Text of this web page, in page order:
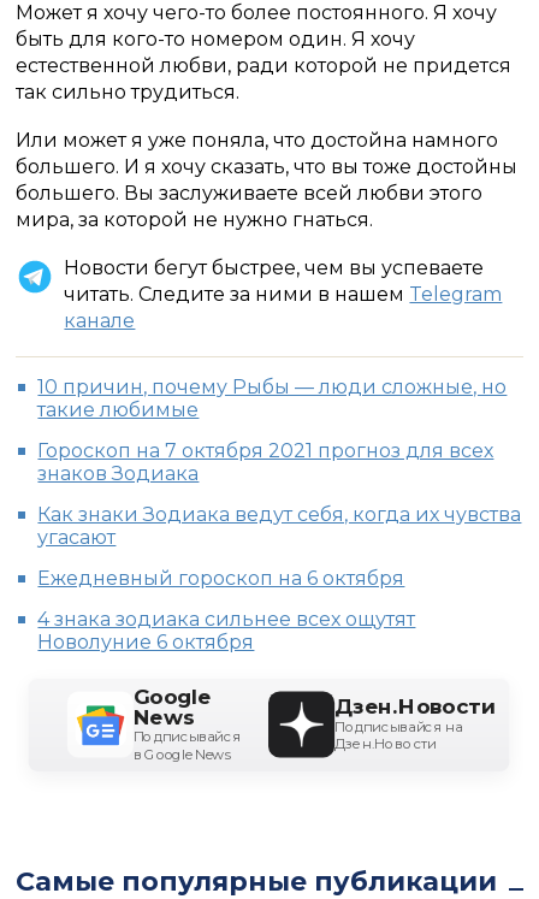
Может я хочу чего-то более постоянного. Я хочу
быть для кого-то номером один. Я хочу
естественной любви, ради которой не придется
так сильно трудиться.
Или может я уже поняла, что достойна намного
большего. И я хочу сказать, что вы тоже достойны
большего. Вы заслуживаете всей любви этого
мира, за которой не нужно гнаться.
Новости бегут быстрее, чем вы успеваете
читать. Следите за ними в нашем Telegram
канале
10 причин, почему Рыбы — люди сложные, но
такие любимые
Гороскоп на 7 октября 2021 прогноз для всех
знаков Зодиака
Как знаки Зодиака ведут себя, когда их чувства
угасают
Ежедневный гороскоп на 6 октября
4 знака зодиака сильнее всех ощутят
Новолуние 6 октября
Google
News
Подписывайся
в Google News
Дзен.Новости
Подписывайся на
Дзен.Новости
Самые популярные публикации